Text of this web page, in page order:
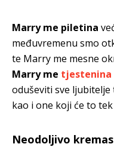
Marry me piletina
međuvremenu smo
te Marry me mesne
Marry me tjestenina
oduševiti sve ljubitelje
kao i one koji će to
Neodoljivo